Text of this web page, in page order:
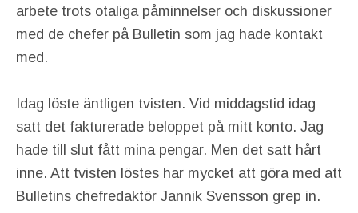
arbete trots otaliga påminnelser och diskussioner
med de chefer på Bulletin som jag hade kontakt
med.
Idag löste äntligen tvisten. Vid middagstid idag
satt det fakturerade beloppet på mitt konto. Jag
hade till slut fått mina pengar. Men det satt hårt
inne. Att tvisten löstes har mycket att göra med att
Bulletins chefredaktör Jannik Svensson grep in.